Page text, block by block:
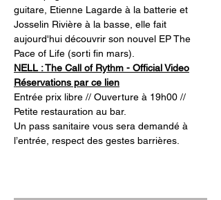
guitare, Etienne Lagarde à la batterie et
Josselin Rivière à la basse, elle fait
aujourd'hui découvrir son nouvel EP The
Pace of Life (sorti fin mars).
NELL : The Call of Rythm - Official Video
Réservations par ce lien
Entrée prix libre // Ouverture à 19h00 //
Petite restauration au bar.
Un pass sanitaire vous sera demandé à
l’entrée, respect des gestes barrières.